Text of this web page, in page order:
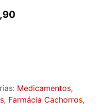
Medicamentos,
, Farmácia Cachorros,